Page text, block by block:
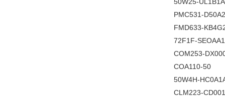
PMC531-
FMD633-
72F1F-
COM253-
COA110-50
50W4H-
CLM223-